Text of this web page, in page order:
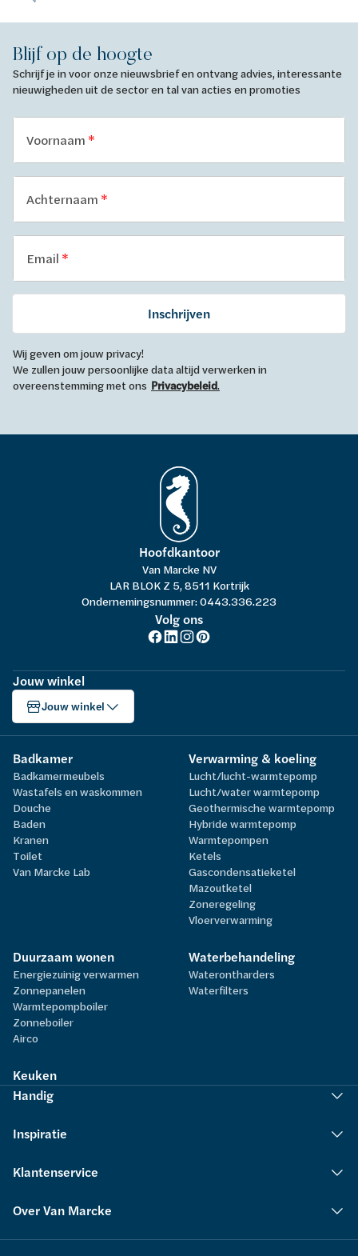
Blijf op de hoogte
Schrijf je in voor onze nieuwsbrief en ontvang advies, interessante
nieuwigheden uit de sector en tal van acties en promoties
Voornaam
Achternaam
Email
Inschrijven
Wij geven om jouw privacy!
We zullen jouw persoonlijke data altijd verwerken in
overeenstemming met ons Privacybeleid.
Hoofdkantoor
Van Marcke NV
LAR BLOK Z 5, 8511 Kortrijk
Ondernemingsnummer: 0443.336.223
Volg ons
Jouw winkel
Jouw winkel
Badkamer
Badkamermeubels
Wastafels en waskommen
Douche
Baden
Kranen
Toilet
Van Marcke Lab
Verwarming & koeling
Lucht/lucht-warmtepomp
Lucht/water warmtepomp
Geothermische warmtepomp
Hybride warmtepomp
Warmtepompen
Ketels
Gascondensatieketel
Mazoutketel
Zoneregeling
Vloerverwarming
Duurzaam wonen
Energiezuinig verwarmen
Zonnepanelen
Warmtepompboiler
Zonneboiler
Airco
Waterbehandeling
Waterontharders
Waterfilters
Keuken
Handig
Inspiratie
Klantenservice
Over Van Marcke